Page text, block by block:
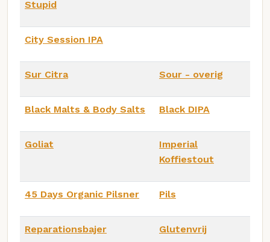
Stupid
City Session IPA
Sur Citra Sour - overig
Black Malts & Body Salts Black DIPA
Goliat
Imperial
Koffiestout
45 Days Organic Pilsner Pils
Reparationsbajer Glutenvrij